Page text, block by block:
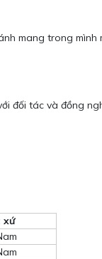
mang trong mình
đối tác và đồng
xứ